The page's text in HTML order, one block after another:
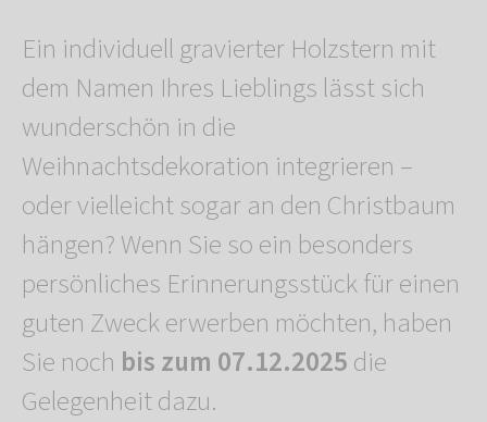
Ein individuell gravierter Holzstern mit
dem Namen Ihres Lieblings lässt sich
wunderschön in die
Weihnachtsdekoration integrieren –
oder vielleicht sogar an den Christbaum
hängen? Wenn Sie so ein besonders
persönliches Erinnerungsstück für einen
guten Zweck erwerben möchten, haben
Sie noch bis zum 07.12.2025die
Gelegenheit dazu.